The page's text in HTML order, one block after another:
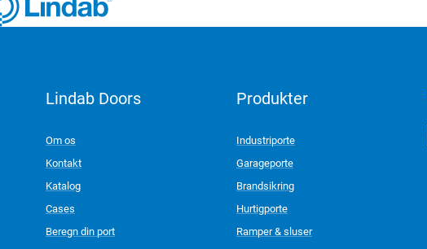
Lindab Doors
Om os
Kontakt
Katalog
Cases
Beregn din port
Produkter
Industriporte
Garageporte
Brandsikring
Hurtigporte
Ramper & sluser